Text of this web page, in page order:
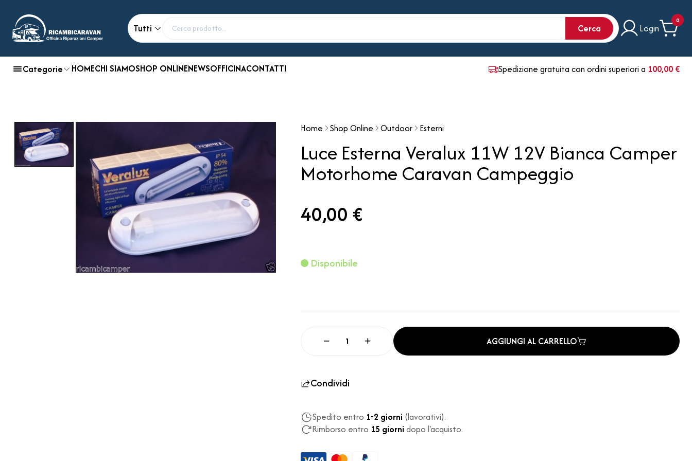
Tutti Cerca Login
0
Categorie HOMECHI SIAMOSHOP ONLINENEWSOFFICINACONTATTI Spedizione gratuita con ordini superiori a 100,00 €
Home Shop Online Outdoor Esterni
Luce Esterna Veralux 11W 12V Bianca Camper
Motorhome Caravan Campeggio
40,00 €
Disponibile
AGGIUNGI AL CARRELLO
Condividi
Spedito entro 1-2 giorni (lavorativi).
Rimborso entro 15 giorni dopo l'acquisto.